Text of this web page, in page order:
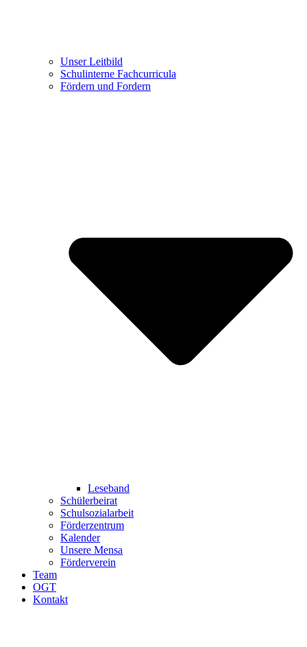
Unser Leitbild
Schulinterne Fachcurricula
Fördern und Fordern
Leseband
Schülerbeirat
Schulsozialarbeit
Förderzentrum
Kalender
Unsere Mensa
Förderverein
Team
OGT
Kontakt